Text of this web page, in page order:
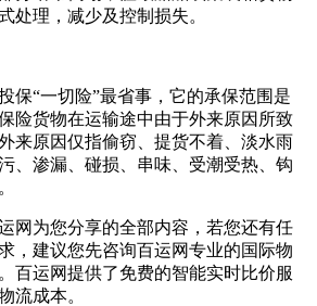
处理，减少及控制损失。
“一切险”最省事，它的承保范围是
险货物在运输途中由于外来原因所致
来原因仅指偷窃、提货不着、淡水雨
、渗漏、碰损、串味、受潮受热、钩
为您分享的全部内容，若您还有任
，建议您先咨询百运网专业的国际物
百运网提供了免费的智能实时比价服
流成本。